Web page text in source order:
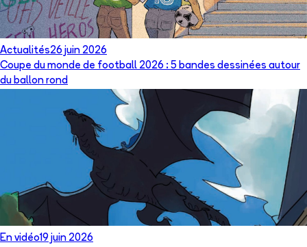
Actualités26 juin 2026
Coupe du monde de football 2026 : 5 bandes dessinées autour
du ballon rond
En vidéo19 juin 2026